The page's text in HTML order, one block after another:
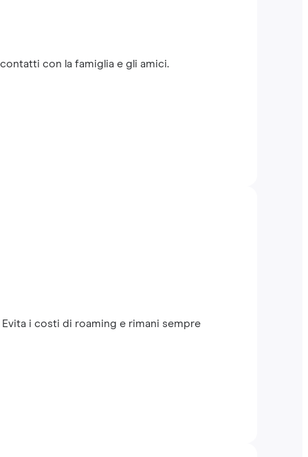
con la famiglia e gli amici.
i costi di roaming e rimani sempre